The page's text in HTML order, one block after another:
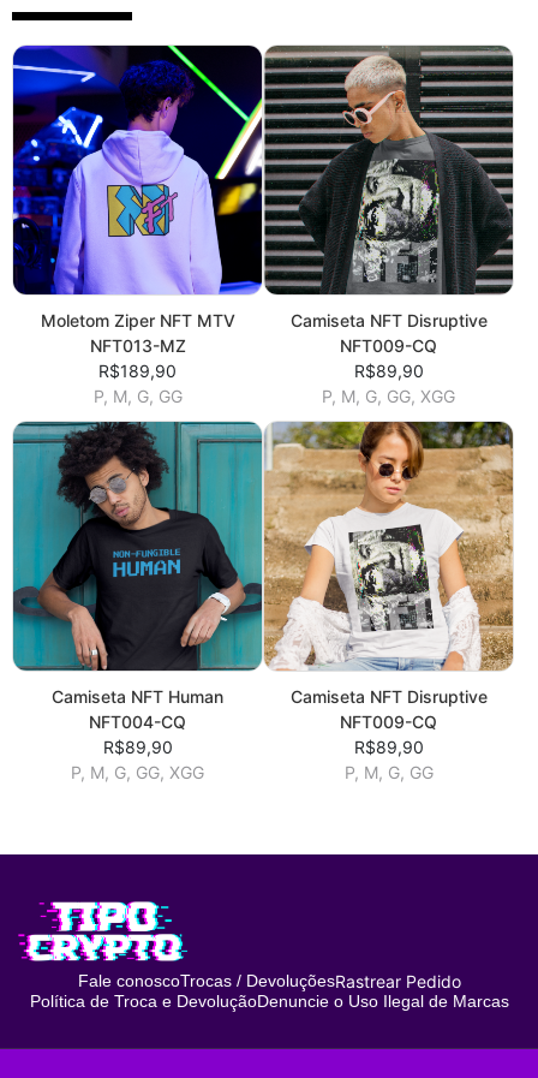
Moletom Ziper NFT MTV
NFT013-MZ
R$189,90
P, M, G, GG
Camiseta NFT Disruptive
NFT009-CQ
R$89,90
P, M, G, GG, XGG
Camiseta NFT Human
NFT004-CQ
R$89,90
P, M, G, GG, XGG
Camiseta NFT Disruptive
NFT009-CQ
R$89,90
P, M, G, GG
Fale conoscoTrocas / DevoluçõesRastrear Pedido
Política de Troca e DevoluçãoDenuncie o Uso Ilegal de Marcas